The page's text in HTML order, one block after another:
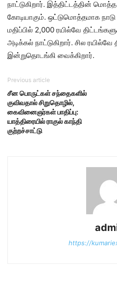
நாட்டுகிறார். இத்திட்டத்தின் மொத்த
கோடியாகும். ஒட்டுமொத்தமாக நாடு
மதிப்பில் 2,000 ரயில்வே
அடிக்கல் நாட்டுகிறார். சில
இன்றுதொடங்கி வைக்கிறார்.
Previous article
சீன பொருட்கள் சந்தைகளில்
குவிவதால் சிறுதொழில்,
கைவினைஞர்கள் பாதிப்பு:
யாத்திரையில் ராகுல் காந்தி
குற்றச்சாட்டு
https://